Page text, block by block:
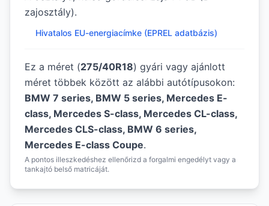
zajosztály).
Hivatalos EU-energiacímke (EPREL adatbázis)
Ez a méret (275/40R18) gyári vagy ajánlott
méret többek között az alábbi autótípusokon:
BMW 7 series, BMW 5 series, Mercedes E-
class, Mercedes S-class, Mercedes CL-class,
Mercedes CLS-class, BMW 6 series,
Mercedes E-class Coupe.
A pontos illeszkedéshez ellenőrizd a forgalmi engedélyt vagy a
tankajtó belső matricáját.